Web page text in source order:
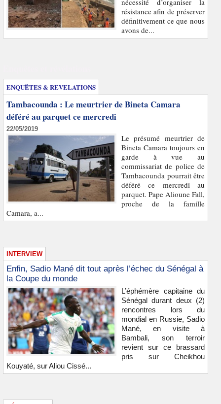
nécessité d’organiser la
résistance afin de préserver
définitivement ce que nous
avons de...
ENQUÊTES & REVELATIONS
Tambacounda : Le meurtrier de Bineta Camara
déféré au parquet ce mercredi
22/05/2019
Le présumé meurtrier de
Bineta Camara toujours en
garde à vue au
commissariat de police de
Tambacounda pourrait être
déféré ce mercredi au
parquet. Pape Alioune Fall,
proche de la famille
Camara, a...
INTERVIEW
Enfin, Sadio Mané dit tout après l’échec du Sénégal à
la Coupe du monde
L’éphémère capitaine du
Sénégal durant deux (2)
rencontres lors du
mondial en Russie, Sadio
Mané, en visite à
Bambali, son terroir
revient sur ce brassard
pris sur Cheikhou
Kouyaté, sur Aliou Cissé...